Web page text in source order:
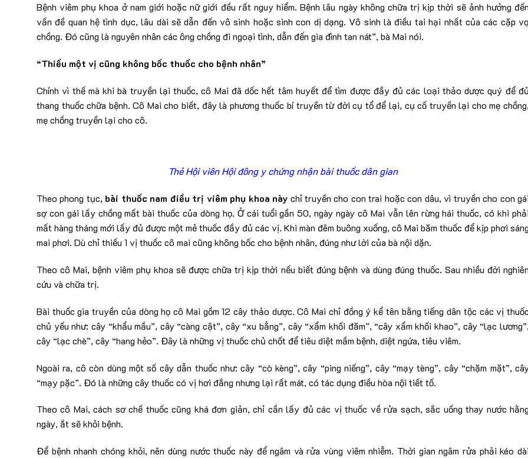
Bệnh viêm phụ khoa ở nam giới hoặc nữ giới đều rất nguy hiểm. Bệnh lâu ngày không chữa trị kịp thời sẽ ảnh hưởng đến
vấn đề quan hệ tình dục, lâu dài sẽ dẫn đến vô sinh hoặc sinh con dị dạng. Vô sinh là điều tai hại nhất của các cặp
chồng. Đó cũng là nguyên nhân các ông chồng đi ngoại tình, dẫn đến gia đình tan nát”, bà Mai nói.
“Thiếu một vị cũng không bốc thuốc cho bệnh nhân”
Chính vì thế mà khi bà truyền lại thuốc, cô Mai đã dốc hết tâm huyết để tìm được đầy đủ các loại thảo dược quý để đủ
thang thuốc chữa bệnh. Cô Mai cho biết, đây là phương thuốc bí truyền từ đời cụ tổ để lại, cụ cố truyền lại cho mẹ chồng,
mẹ chồng truyền lại cho cô.
Thẻ Hội viên Hội đông y chứng nhận bài thuốc dân gian
Theo phong tục, bài thuốc nam điều trị viêm phụ khoa này chỉ truyền cho con trai hoặc con dâu, vì truyền cho con gái
sợ con gái lấy chồng mất bài thuốc của dòng họ. Ở cái tuổi gần 50, ngày ngày cô Mai vẫn lên rừng hái thuốc, có khi phải
mất hàng tháng mới lấy đủ được một mẻ thuốc đầy đủ các vị. Khi màn đêm buông xuống, cô Mai băm thuốc để kịp phơi sáng
mai phơi. Dù chỉ thiếu 1 vị thuốc cô mai cũng không bốc cho bệnh nhân, đúng như lời của bà nội dặn.
Theo cô Mai, bệnh viêm phụ khoa sẽ được chữa trị kịp thời nếu biết đúng bệnh và dùng đúng thuốc. Sau nhiều đời nghiên
cứu và chữa trị.
Bài thuốc gia truyền của dòng họ cô Mai gồm 12 cây thảo dược. Cô Mai chỉ đồng ý kể tên bằng tiếng dân tộc các vị thuốc
chủ yếu như: cây “khẩu mầu”, cây “càng cật”, cây “xu bẳng”, cây “xẩm khối đăm”, “cây xẩm khối khao”, cây “lạc lương”,
cây “lạc chè”, cây “hang hẻo”. Đây là những vị thuốc chủ chốt để tiêu diệt mầm bệnh, diệt ngứa, tiêu viêm.
Ngoài ra, cô còn dùng một số cây dẫn thuốc như: cây “cò kèng”, cây “ping niếng”, cây “mạy tèng”, cây “chặm mặt”,
“mạy pặc”. Đó là những cây thuốc có vị hơi đắng nhưng lại rất mát, có tác dụng điều hòa nội tiết tố.
Theo cô Mai, cách sơ chế thuốc cũng khá đơn giản, chỉ cần lấy đủ các vị thuốc về rửa sạch, sắc uống thay nước hằng
ngày, ắt sẽ khỏi bệnh.
Để bệnh nhanh chóng khỏi, nên dùng nước thuốc này để ngâm và rửa vùng viêm nhiễm. Thời gian ngâm rửa phải kéo dài